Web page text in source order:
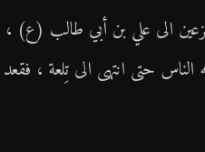
الى علي بن أبي طالب (ع) ،
حتى انتهى الى تِلعة ، فقعد